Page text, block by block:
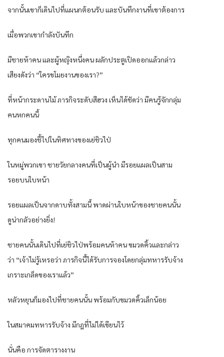
จากนั้นเขาก็เดินไปที่แผนกต้อนรับ และบันทึกงานที่เขาต้องการ
เมื่อพวกเขากำลังบันทึก
มีชายห้าคน และผู้หญิงหนึ่งคน ผลักประตูเปิดออกแล้วกล่าว
เสียงดังว่า “ใครขโมยงานของเรา?”
ที่หน้ากระดานไม้ ภารกิจระดับสีฮวง เห็นได้ชัดว่า มีคนรู้จักกลุ่ม
คนหกคนนี้
ทุกคนมองชี้ไปในทิศทางของเย่ชิวไป่
ในหมู่พวกเขา ชายวัยกลางคนที่เป็นผู้นำ มีรอยแผลเป็นสาม
รอยบนใบหน้า
รอยแผลเป็นจากดาบทั้งสามนี้ พาดผ่านใบหน้าของชายคนนั้น
ดูน่ากลัวอย่างยิ่ง!
ชายคนนั้นเดินไปที่เย่ชิวไป่พร้อมคนห้าคน ขมวดคิ้วและกล่าว
ว่า “เจ้าไม่รู้เหรอว่า ภารกิจนี้ได้รับการจองโดยกลุ่มทหารรับจ้าง
เกราะเกล็ดของเราแล้ว”
หลัวหยุนก็มองไปที่ชายคนนั้น พร้อมกับขมวดคิ้วเล็กน้อย
ในสมาคมทหารรับจ้าง มีกฎที่ไม่ได้เขียนไว้
นั่นคือ การจัดตารางงาน